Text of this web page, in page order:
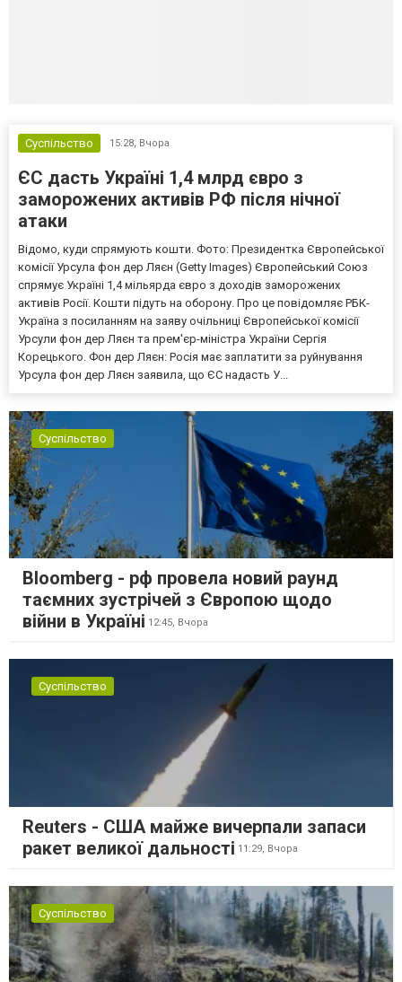
Суспільство 15:28, Вчора
ЄС дасть Україні 1,4 млрд євро з
заморожених активів РФ після нічної
атаки
Відомо, куди спрямують кошти. Фото: Президентка Європейської
комісії Урсула фон дер Ляєн (Getty Images) Європейський Союз
спрямує Україні 1,4 мільярда євро з доходів заморожених
активів Росії. Кошти підуть на оборону. Про це повідомляє РБК-
Україна з посиланням на заяву очільниці Європейської комісії
Урсули фон дер Ляєн та прем'єр-міністра України Сергія
Корецького. Фон дер Ляєн: Росія має заплатити за руйнування
Урсула фон дер Ляєн заявила, що ЄС надасть У...
Суспільство
Bloomberg - рф провела новий раунд
таємних зустрічей з Європою щодо
війни в Україні 12:45, Вчора
Суспільство
Reuters - США майже вичерпали запаси
ракет великої дальності 11:29, Вчора
Суспільство